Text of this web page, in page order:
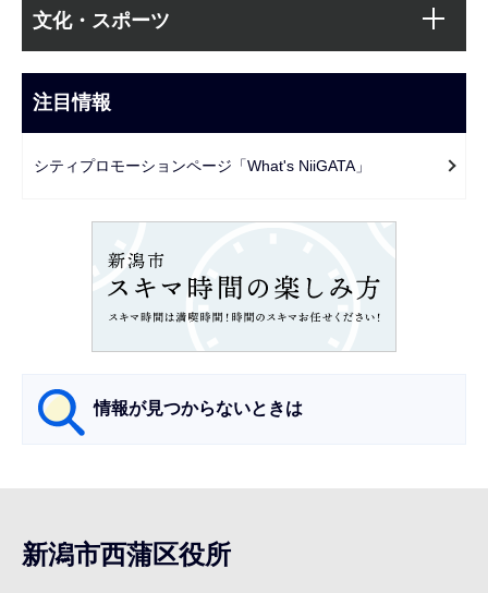
文
こ
ま
で
ブ
ビ
ー
文化・スポーツ
注目情報
シティプロモーションページ「What's NiiGATA」
情報が見つからないときは
ナ
ビ
新潟市西蒲区役所